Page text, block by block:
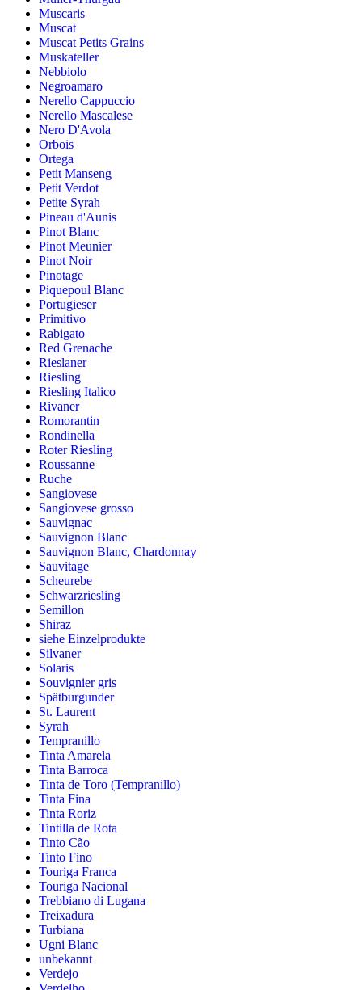
Muscaris
Muscat
Muscat Petits Grains
Muskateller
Nebbiolo
Negroamaro
Nerello Cappuccio
Nerello Mascalese
Nero D'Avola
Orbois
Ortega
Petit Manseng
Petit Verdot
Petite Syrah
Pineau d'Aunis
Pinot Blanc
Pinot Meunier
Pinot Noir
Pinotage
Piquepoul Blanc
Portugieser
Primitivo
Rabigato
Red Grenache
Rieslaner
Riesling
Riesling Italico
Rivaner
Romorantin
Rondinella
Roter Riesling
Roussanne
Ruche
Sangiovese
Sangiovese grosso
Sauvignac
Sauvignon Blanc
Sauvignon Blanc, Chardonnay
Sauvitage
Scheurebe
Schwarzriesling
Semillon
Shiraz
siehe Einzelprodukte
Silvaner
Solaris
Souvignier gris
Spätburgunder
St. Laurent
Syrah
Tempranillo
Tinta Amarela
Tinta Barroca
Tinta de Toro (Tempranillo)
Tinta Fina
Tinta Roriz
Tintilla de Rota
Tinto Cão
Tinto Fino
Touriga Franca
Touriga Nacional
Trebbiano di Lugana
Treixadura
Turbiana
Ugni Blanc
unbekannt
Verdejo